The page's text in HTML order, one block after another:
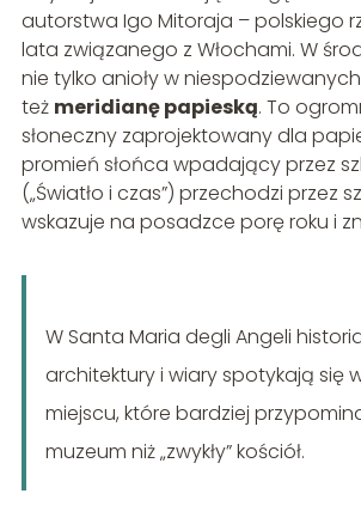
autorstwa Igo Mitoraja – polskiego
lata związanego z Włochami. W
nie tylko anioły w
też meridianę papieską. To
słoneczny zaprojektowany dla
promień słońca wpadający przez
(„Światło i czas”) przechodzi przez
wskazuje na posadzce porę roku i
W Santa Maria degli Angeli
architektury i wiary spotykają się
miejscu, które bardziej
muzeum niż „zwykły” kościół.